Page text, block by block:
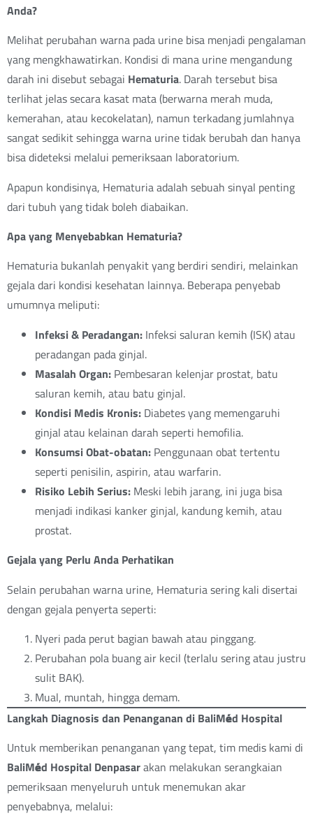
Anda?
Melihat perubahan warna pada urine bisa menjadi pengalaman
yang mengkhawatirkan. Kondisi di mana urine mengandung
darah ini disebut sebagai Hematuria. Darah tersebut bisa
terlihat jelas secara kasat mata (berwarna merah muda,
kemerahan, atau kecokelatan), namun terkadang jumlahnya
sangat sedikit sehingga warna urine tidak berubah dan hanya
bisa dideteksi melalui pemeriksaan laboratorium.
Apapun kondisinya, Hematuria adalah sebuah sinyal penting
dari tubuh yang tidak boleh diabaikan.
Apa yang Menyebabkan Hematuria?
Hematuria bukanlah penyakit yang berdiri sendiri, melainkan
gejala dari kondisi kesehatan lainnya. Beberapa penyebab
umumnya meliputi:
Infeksi & Peradangan: Infeksi saluran kemih (ISK) atau
peradangan pada ginjal.
Masalah Organ: Pembesaran kelenjar prostat, batu
saluran kemih, atau batu ginjal.
Kondisi Medis Kronis: Diabetes yang memengaruhi
ginjal atau kelainan darah seperti hemofilia.
Konsumsi Obat-obatan: Penggunaan obat tertentu
seperti penisilin, aspirin, atau warfarin.
Risiko Lebih Serius: Meski lebih jarang, ini juga bisa
menjadi indikasi kanker ginjal, kandung kemih, atau
prostat.
Gejala yang Perlu Anda Perhatikan
Selain perubahan warna urine, Hematuria sering kali disertai
dengan gejala penyerta seperti:
Nyeri pada perut bagian bawah atau pinggang.
Perubahan pola buang air kecil (terlalu sering atau justru
sulit BAK).
Mual, muntah, hingga demam.
Langkah Diagnosis dan Penanganan di BaliMéd Hospital
Untuk memberikan penanganan yang tepat, tim medis kami di
BaliMéd Hospital Denpasarakan melakukan serangkaian
pemeriksaan menyeluruh untuk menemukan akar
penyebabnya, melalui: